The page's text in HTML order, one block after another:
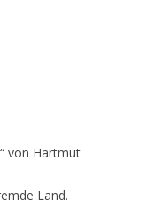
von Hartmut
Land.